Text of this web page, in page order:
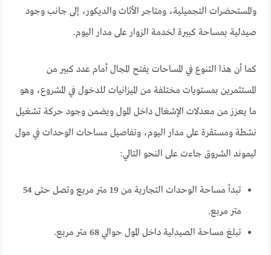
والمستحضرات التجميلية، ومتاجر الأثاث والديكور، إلى جانب وجود
صيدلية بمساحة كبيرة لخدمة الزوار على مدار اليوم.
كما أن هذا التنوع في المساحات يفتح المجال أمام عدد كبير من
المستثمرين بمستويات مختلفة من الميزانيات للدخول في المشروع، وهو
ما يعزز من معدلات الإشغال داخل المول ويضمن وجود حركة تشغيل
نشطة ومستقرة على مدار اليوم، وتفاصيل مساحات الوحدات في مول
ليموند الشروق جاءت على النحو التالي:
تبدأ مساحة الوحدات التجارية من 19 متر مربع وتصل حتى 54
متر مربع.
تبلغ مساحة الصيدلية داخل المول حوالي 68 متر مربع.